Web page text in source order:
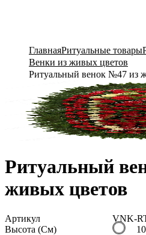
ГлавнаяРитуальные товары
Венки из живых цветов
Ритуальный венок №47 из
Ритуальный
живых цветов
Артикул
VNK-
Высота (См)